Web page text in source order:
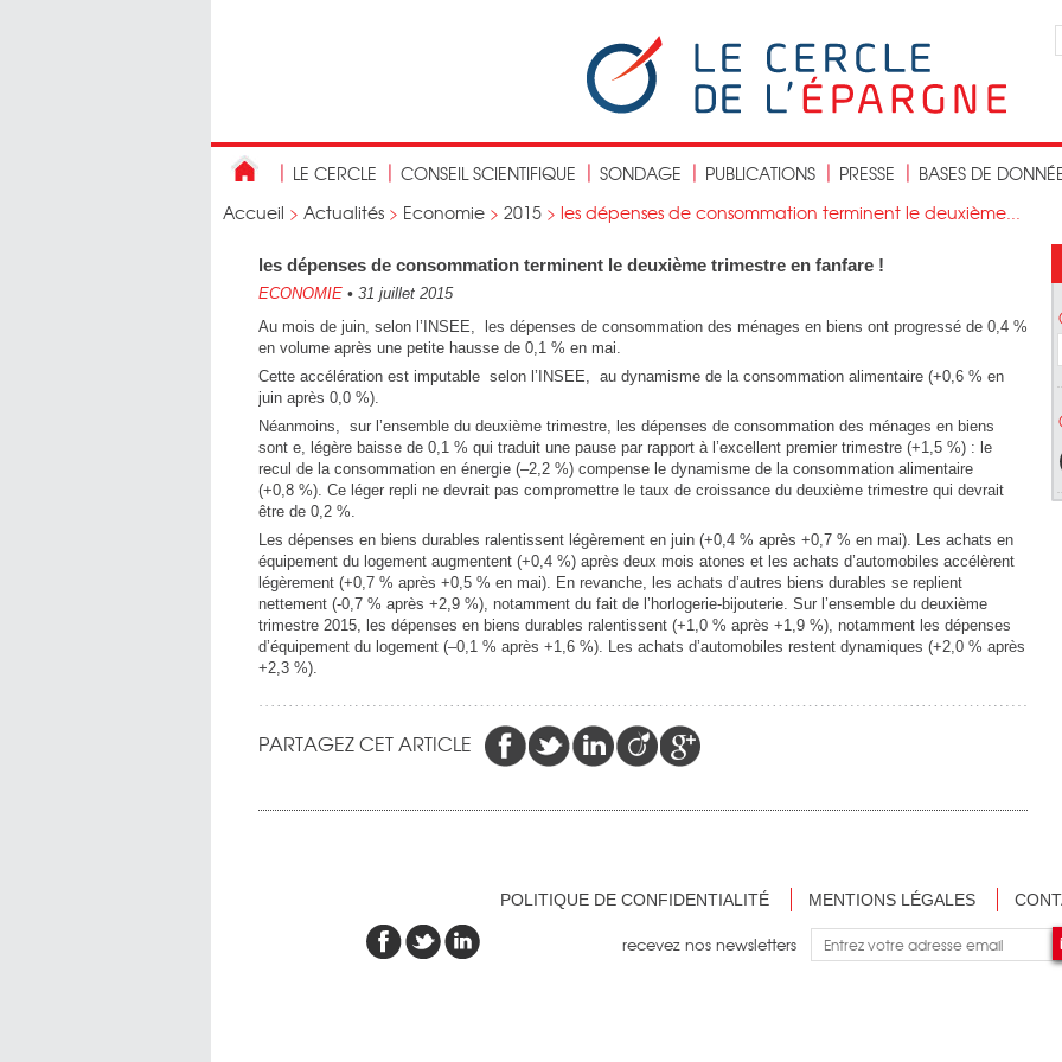
LE CERCLE CONSEIL SCIENTIFIQUE SONDAGE PUBLICATIONS PRESSE
BASES DE
Accueil > Actualités > Economie > 2015 > les dépenses de consommation terminent le deuxième...
les dépenses de consommation terminent le deuxième trimestre en fanfare !
ECONOMIE • 31 juillet 2015
Au mois de juin, selon l’INSEE, les dépenses de consommation des ménages en biens ont progressé de 0,4 %
en volume après une petite hausse de 0,1 % en mai.
Cette accélération est imputable selon l’INSEE, au dynamisme de la consommation alimentaire (+0,6 % en
juin après 0,0 %).
Néanmoins, sur l’ensemble du deuxième trimestre, les dépenses de consommation des ménages en biens
sont e, légère baisse de 0,1 % qui traduit une pause par rapport à l’excellent premier trimestre (+1,5 %) : le
recul de la consommation en énergie (–2,2 %) compense le dynamisme de la consommation alimentaire
(+0,8 %). Ce léger repli ne devrait pas compromettre le taux de croissance du deuxième trimestre qui devrait
être de 0,2 %.
Les dépenses en biens durables ralentissent légèrement en juin (+0,4 % après +0,7 % en mai). Les achats en
équipement du logement augmentent (+0,4 %) après deux mois atones et les achats d’automobiles accélèrent
légèrement (+0,7 % après +0,5 % en mai). En revanche, les achats d’autres biens durables se replient
nettement (-0,7 % après +2,9 %), notamment du fait de l’horlogerie-bijouterie. Sur l’ensemble du deuxième
trimestre 2015, les dépenses en biens durables ralentissent (+1,0 % après +1,9 %), notamment les dépenses
d’équipement du logement (–0,1 % après +1,6 %). Les achats d’automobiles restent dynamiques (+2,0 % après
+2,3 %).
PARTAGEZ CET ARTICLE
POLITIQUE DE CONFIDENTIALITÉ MENTIONS LÉGALES
recevez nos newsletters